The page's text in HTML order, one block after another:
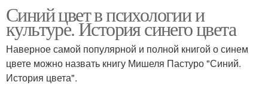
Синий цвет в психологии и
культуре. История синего цвета
Наверное самой популярной и полной книгой о синем
цвете можно назвать книгу Мишеля Пастуро "Синий.
История цвета".